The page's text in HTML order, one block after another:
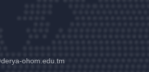
ohom.edu.tm